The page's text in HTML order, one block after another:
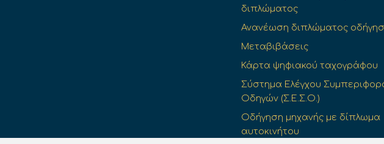
διπλώματος
Ανανέωση διπλώματος
Μεταβιβάσεις
Κάρτα ψηφιακού ταχογράφου
Σύστημα Ελέγχου
Οδηγών (Σ.Ε.Σ.Ο.)
Οδήγηση μηχανής με δίπλωμα
αυτοκινήτου